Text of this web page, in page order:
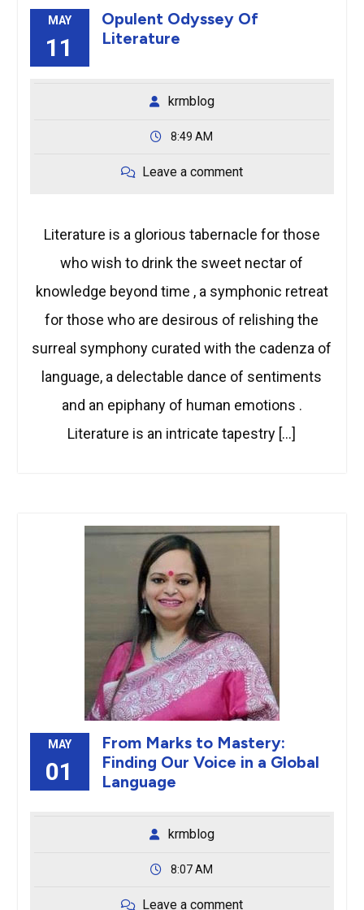
MAY
11
Opulent Odyssey Of
Literature
krmblog
8:49 AM
Leave a comment
Literature is a glorious tabernacle for those
who wish to drink the sweet nectar of
knowledge beyond time , a symphonic retreat
for those who are desirous of relishing the
surreal symphony curated with the cadenza of
language, a delectable dance of sentiments
and an epiphany of human emotions .
Literature is an intricate tapestry […]
MAY
01
From Marks to Mastery:
Finding Our Voice in a Global
Language
krmblog
8:07 AM
Leave a comment